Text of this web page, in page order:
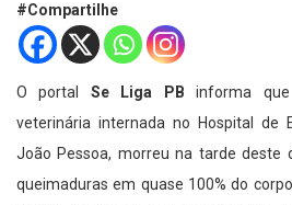
#Compartilhe
O portal Se Liga PB informa que
veterinária internada no Hospital de
João Pessoa, morreu na tarde deste
queimaduras em quase 100% do